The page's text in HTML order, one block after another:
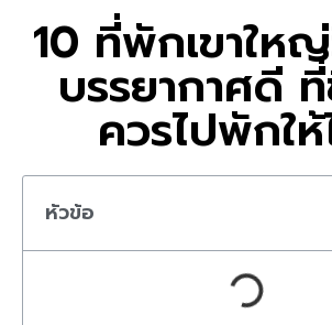
10 ที่พักเขาให
บรรยากาศดี
ควรไปพักใ
หัวข้อ